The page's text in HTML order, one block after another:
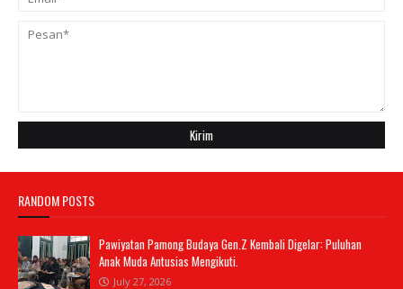
RANDOM POSTS
Pawiyatan Pamong Budaya Gen.Z Kembali Digelar: Puluhan
Anak Muda Antusias Mengikuti.
July 27, 2026